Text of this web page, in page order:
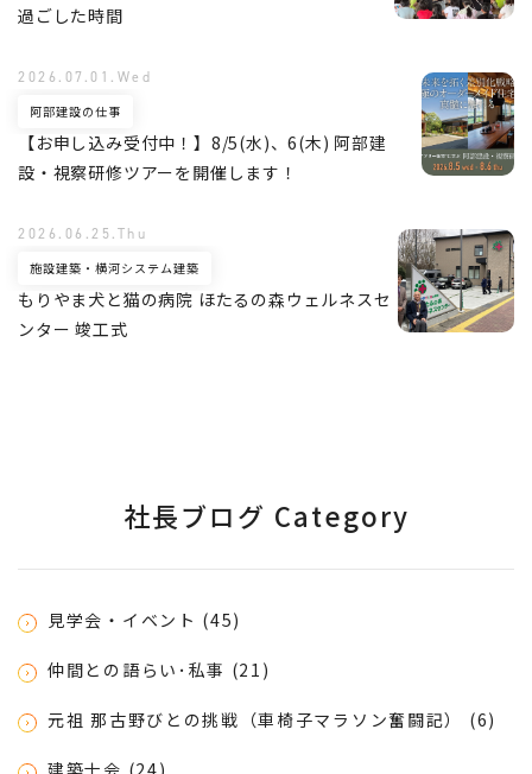
過ごした時間
【お申し込み受付中！】8/5(水)、6(木) 阿部建
設・視察研修ツアーを開催します！
阿部建設の仕事
2026.07.01.Wed
もりやま犬と猫の病院 ほたるの森ウェルネスセ
ンター 竣工式
施設建築・横河システム建築
2026.06.25.Thu
社長ブログ Category
見学会・イベント (45)
仲間との語らい･私事 (21)
元祖 那古野びとの挑戦（車椅子マラソン奮闘記） (6)